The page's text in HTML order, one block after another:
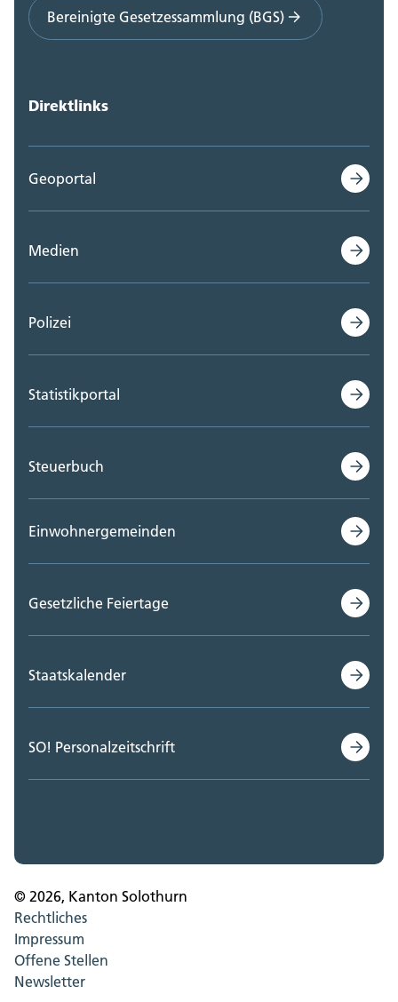
Bereinigte Gesetzessammlung (BGS)
Direktlinks
Geoportal
Medien
Polizei
Statistikportal
Steuerbuch
Einwohnergemeinden
Gesetzliche Feiertage
Staatskalender
SO! Personalzeitschrift
© 2026, Kanton Solothurn
Rechtliches
Impressum
Offene Stellen
Newsletter